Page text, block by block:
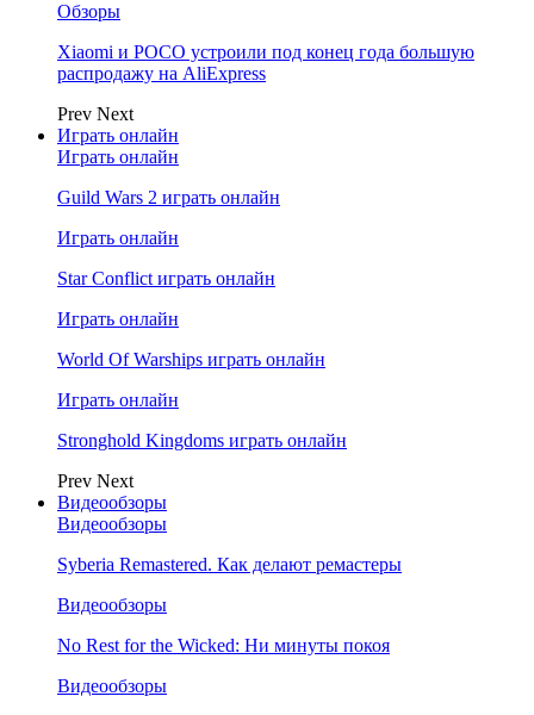
Обзоры
Xiaomi и POCO устроили под конец года большую
распродажу на AliExpress
Prev Next
Играть онлайн
Играть онлайн
Guild Wars 2 играть онлайн
Играть онлайн
Star Conflict играть онлайн
Играть онлайн
World Of Warships играть онлайн
Играть онлайн
Stronghold Kingdoms играть онлайн
Prev Next
Видеообзоры
Видеообзоры
Syberia Remastered. Как делают ремастеры
Видеообзоры
No Rest for the Wicked: Ни минуты покоя
Видеообзоры